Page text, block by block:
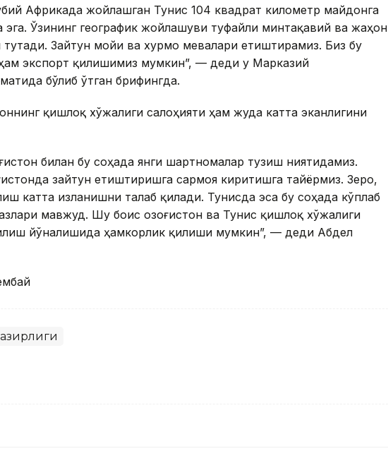
Африкада жойлашган Тунис 104 квадрат километр майдонга
эга. Ўзининг географик жойлашуви туфайли минтақавий ва жаҳон
Зайтун мойи ва хурмо мевалари етиштирамиз. Биз бу
ҳам экспорт қилишимиз мумкин”, — деди у Марказий
бўлиб ўтган брифингда.
қишлоқ хўжалиги салоҳияти ҳам жуда катта эканлигини
билан бу соҳада янги шартномалар тузиш ниятидамиз.
зайтун етиштиришга сармоя киритишга тайёрмиз. Зеро,
катта изланишни талаб қилади. Тунисда эса бу соҳада кўплаб
мавжуд. Шу боис Қозоғистон ва Тунис қишлоқ хўжалиги
йўналишида ҳамкорлик қилиши мумкин”, — деди Абдел